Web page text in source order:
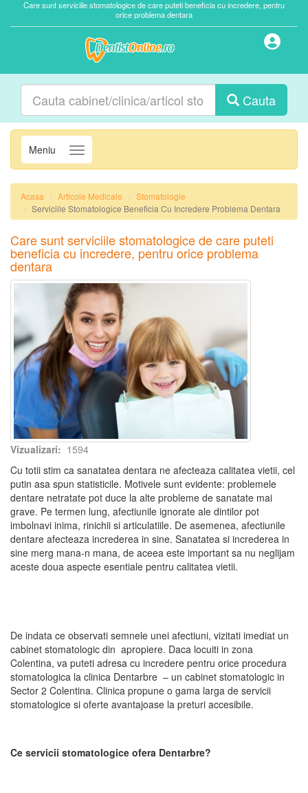
Care sunt serviciile stomatologice de care puteti beneficia cu incredere, pentru
orice problema dentara
Cauta
Meniu Navigatie
Acasa Articole Medicale
Stomatologie
Serviciile Stomatologice Beneficia Cu Incredere Problema Dentara
Care sunt serviciile stomatologice de care puteti
beneficia cu incredere, pentru orice problema
dentara
Vizualizari: 1594
Cu totii stim ca sanatatea dentara ne afecteaza calitatea vietii, cel
putin asa spun statisticile. Motivele sunt evidente: problemele
dentare netratate pot duce la alte probleme de sanatate mai
grave. Pe termen lung, afectiunile ignorate ale dintilor pot
imbolnavi inima, rinichii si articulatiile. De asemenea, afectiunile
dentare afecteaza increderea in sine. Sanatatea si increderea in
sine merg mana-n mana, de aceea este important sa nu neglijam
aceste doua aspecte esentiale pentru calitatea vietii.
De indata ce observati semnele unei afectiuni, vizitati imediat un
cabinet stomatologic din apropiere. Daca locuiti in zona
Colentina, va puteti adresa cu incredere pentru orice procedura
stomatologica la clinica Dentarbre – un cabinet stomatologic in
Sector 2 Colentina. Clinica propune o gama larga de servicii
stomatologice si oferte avantajoase la preturi accesibile.
Ce servicii stomatologice ofera Dentarbre?